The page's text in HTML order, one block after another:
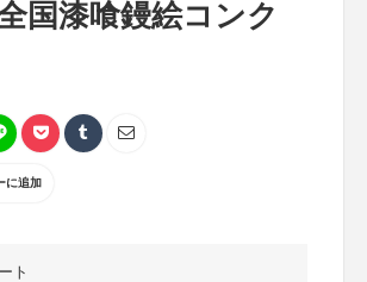
国漆喰鏝絵コンク
に追加
ト